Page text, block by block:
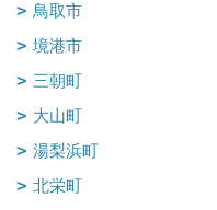
鳥取市
境港市
三朝町
大山町
湯梨浜町
北栄町